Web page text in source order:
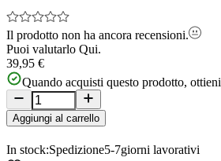
Il prodotto non ha ancora recensioni.
Puoi valutarlo Qui.
39,95 €
Quando acquisti questo prodotto, ottieni
Aggiungi al carrello
In stock:Spedizione5-7giorni lavorativi